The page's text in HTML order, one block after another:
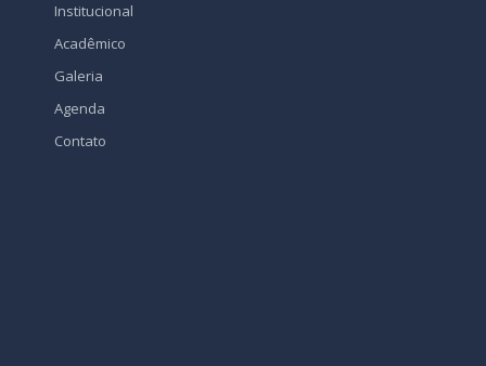
Institucional
Acadêmico
Galeria
Agenda
Contato